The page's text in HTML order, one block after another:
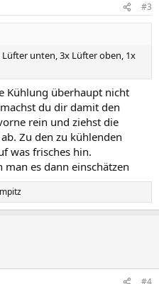
#3
unten, 3x Lüfter oben, 1x
Kühlung überhaupt nicht
du dir damit den
rein und ziehst die
Zu den zu kühlenden
was frisches hin.
es dann einschätzen
#4